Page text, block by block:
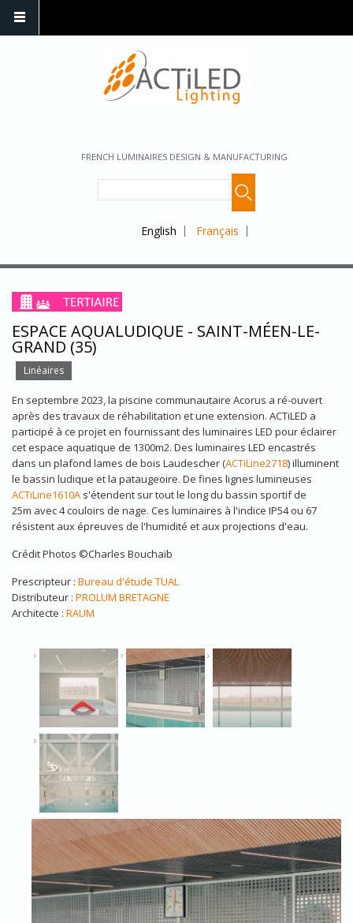
FRENCH LUMINAIRES DESIGN & MANUFACTURING
English Français
ESPACE AQUALUDIQUE - SAINT-MÉEN-LE-
GRAND (35)
Linéaires
En septembre 2023, la piscine communautaire Acorus a ré-ouvert
après des travaux de réhabilitation et une extension. ACTiLED a
participé à ce projet en fournissant des luminaires LED pour éclairer
cet espace aquatique de 1300m2. Des luminaires LED encastrés
dans un plafond lames de bois Laudescher (ACTiLine2718) illuminent
le bassin ludique et la pataugeoire. De fines lignes lumineuses
ACTiLine1610A s'étendent sur tout le long du bassin sportif de
25m avec 4 couloirs de nage. Ces luminaires à l'indice IP54 ou 67
résistent aux épreuves de l'humidité et aux projections d'eau.
Crédit Photos ©Charles Bouchaïb
Prescripteur : Bureau d'étude TUAL
Distributeur : PROLUM BRETAGNE
Architecte : RAUM